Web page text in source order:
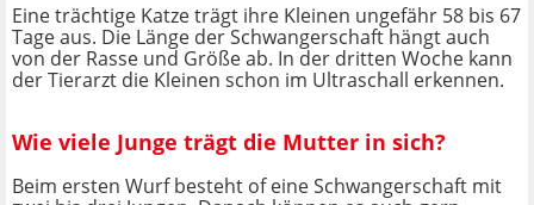
Eine trächtige Katze trägt ihre Kleinen ungefähr 58 bis 67
Tage aus. Die Länge der Schwangerschaft hängt auch
von der Rasse und Größe ab. In der dritten Woche kann
der Tierarzt die Kleinen schon im Ultraschall erkennen.
Wie viele Junge trägt die Mutter in sich?
Beim ersten Wurf besteht of eine Schwangerschaft mit